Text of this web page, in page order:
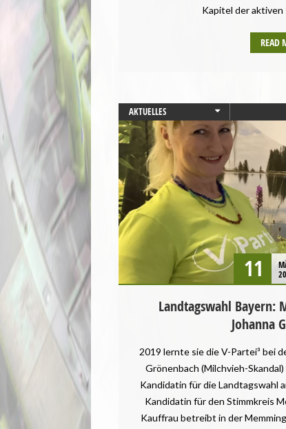
Kapitel der aktiven
READ
AKTUELLES
ALLGÄU
BAYERN
BEZIRKSAMTSWAHL
GESUNDHEIT
LANDTAGSWAHL
LANDWIRTSCHAFT
MENSCHENRECHTE
PRESSEMITTEILUNG
TIERSCHUTZ / TIERRECHTE
11
Landtagswahl
Johanna
2019 lernte sie die V-Partei³ bei
Grönenbach (Milchvieh-
Kandidatin für die Landtagswahl
Kandidatin für den Stimmkreis
Kauffrau betreibt in der